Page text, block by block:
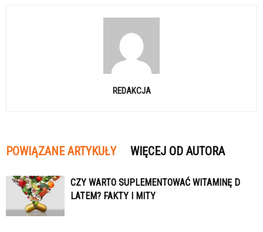
REDAKCJA
POWIĄZANE ARTYKUŁY WIĘCEJ OD AUTORA
CZY WARTO SUPLEMENTOWAĆ WITAMINĘ D
LATEM? FAKTY I MITY